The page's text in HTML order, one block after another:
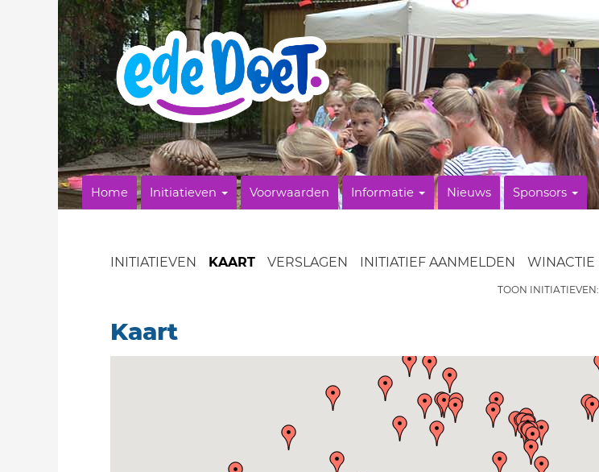
Home Initiatieven Voorwaarden Informatie Nieuws Sponsors
INITIATIEVEN KAART VERSLAGEN INITIATIEF AANMELDEN WINACTIE
TOON INITIATIEVEN:
Kaart